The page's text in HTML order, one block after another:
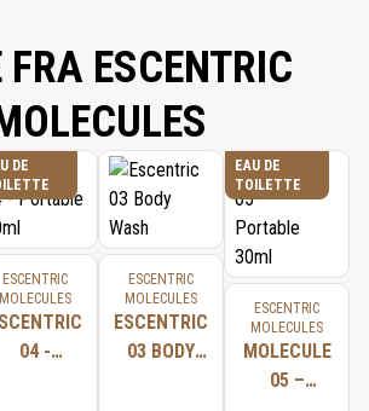
FRA ESCENTRIC
DE
ESCENTRIC
MOLECULES
04 -
ESCENTRIC
MOLECULES
ESCENTRIC
03 BODY
EAU DE
TOILETTE
ESCENTRIC
MOLECULES
MOLECULE
05 –